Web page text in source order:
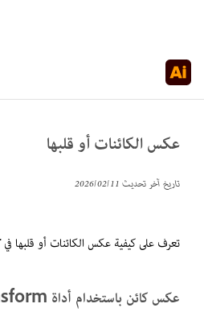
عكس الكائنات أو قلبها
تاريخ آخر تحديث11‏/02‏/2026
تعرف على كيفية عكس الكائنات أو قلبها في Adobe Illustrator.
عكس كائن باستخدام أداة Free Transform